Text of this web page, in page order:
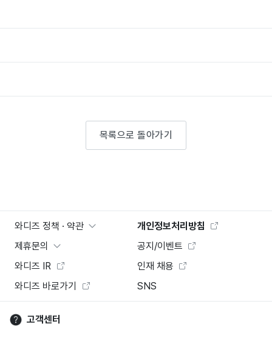
목록으로 돌아가기
와디즈 정책 · 약관
개인정보처리방침
제휴문의
공지/이벤트
와디즈 IR
인재 채용
와디즈 바로가기
SNS
고객센터